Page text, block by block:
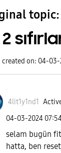
topic:
created on: 04-
4lit1y1nd1
‎04-03-2024
selam bugün
hatta, ben